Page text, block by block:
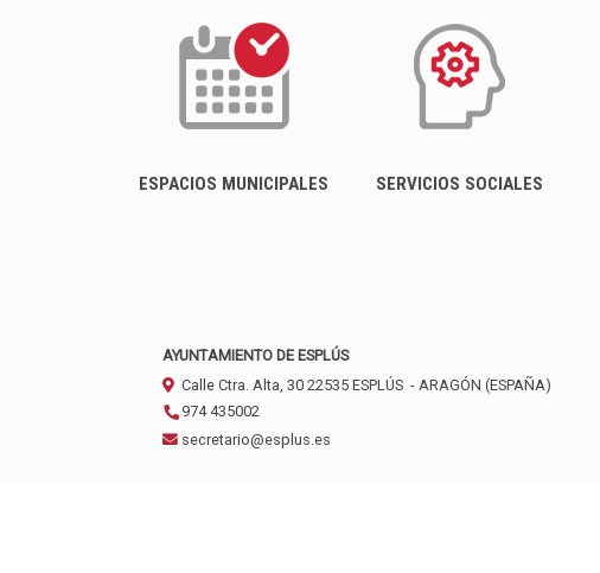
ESPACIOS MUNICIPALES SERVICIOS SOCIALES
AYUNTAMIENTO DE ESPLÚS
Calle Ctra. Alta, 30 22535 ESPLÚS - ARAGÓN (ESPAÑA)
974 435002
secretario@esplus.es